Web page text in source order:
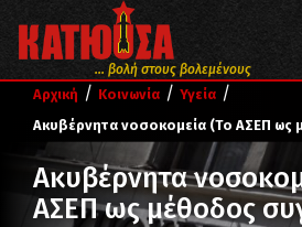
... βολή στους βολεμένους
Αρχική / Κοινωνία / Υγεία /
Ακυβέρνητα νοσοκομεία (Το ΑΣΕΠ ως
Ακυβέρνητα
ΑΣΕΠ ως μέθοδος